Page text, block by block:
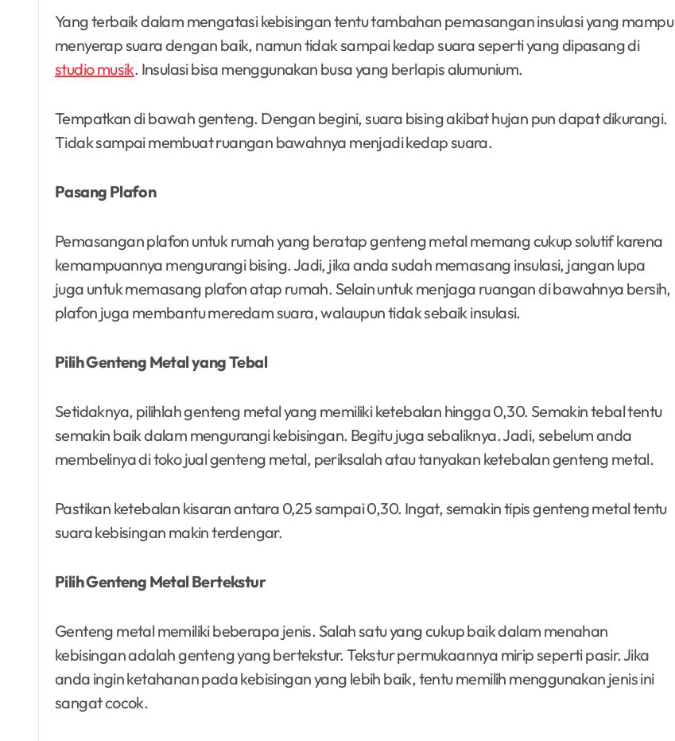
Yang terbaik dalam mengatasi kebisingan tentu tambahan pemasangan insulasi yang mampu
menyerap suara dengan baik, namun tidak sampai kedap suara seperti yang dipasang di
studio musik. Insulasi bisa menggunakan busa yang berlapis alumunium.
Tempatkan di bawah genteng. Dengan begini, suara bising akibat hujan pun dapat dikurangi.
Tidak sampai membuat ruangan bawahnya menjadi kedap suara.
Pasang Plafon
Pemasangan plafon untuk rumah yang beratap genteng metal memang cukup solutif karena
kemampuannya mengurangi bising. Jadi, jika anda sudah memasang insulasi, jangan lupa
juga untuk memasang plafon atap rumah. Selain untuk menjaga ruangan di bawahnya bersih,
plafon juga membantu meredam suara, walaupun tidak sebaik insulasi.
Pilih Genteng Metal yang Tebal
Setidaknya, pilihlah genteng metal yang memiliki ketebalan hingga 0,30. Semakin tebal tentu
semakin baik dalam mengurangi kebisingan. Begitu juga sebaliknya. Jadi, sebelum anda
membelinya di toko jual genteng metal, periksalah atau tanyakan ketebalan genteng metal.
Pastikan ketebalan kisaran antara 0,25 sampai 0,30. Ingat, semakin tipis genteng metal tentu
suara kebisingan makin terdengar.
Pilih Genteng Metal Bertekstur
Genteng metal memiliki beberapa jenis. Salah satu yang cukup baik dalam menahan
kebisingan adalah genteng yang bertekstur. Tekstur permukaannya mirip seperti pasir. Jika
anda ingin ketahanan pada kebisingan yang lebih baik, tentu memilih menggunakan jenis ini
sangat cocok.